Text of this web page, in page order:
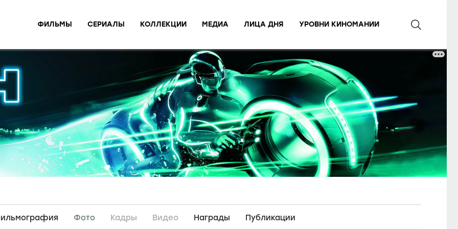
ФИЛЬМЫ СЕРИАЛЫ КОЛЛЕКЦИИ МЕДИА ЛИЦА ДНЯ УРОВНИ КИНОМАНИИ
Фото Кадры Видео Награды Публикации